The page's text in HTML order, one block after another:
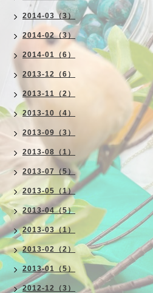
2014-03（3）
2014-02（3）
2014-01（6）
2013-12（6）
2013-11（2）
2013-10（4）
2013-09（3）
2013-08（1）
2013-07（5）
2013-05（1）
2013-04（5）
2013-03（1）
2013-02（2）
2013-01（5）
2012-12（3）